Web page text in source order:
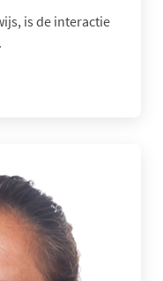
is de interactie